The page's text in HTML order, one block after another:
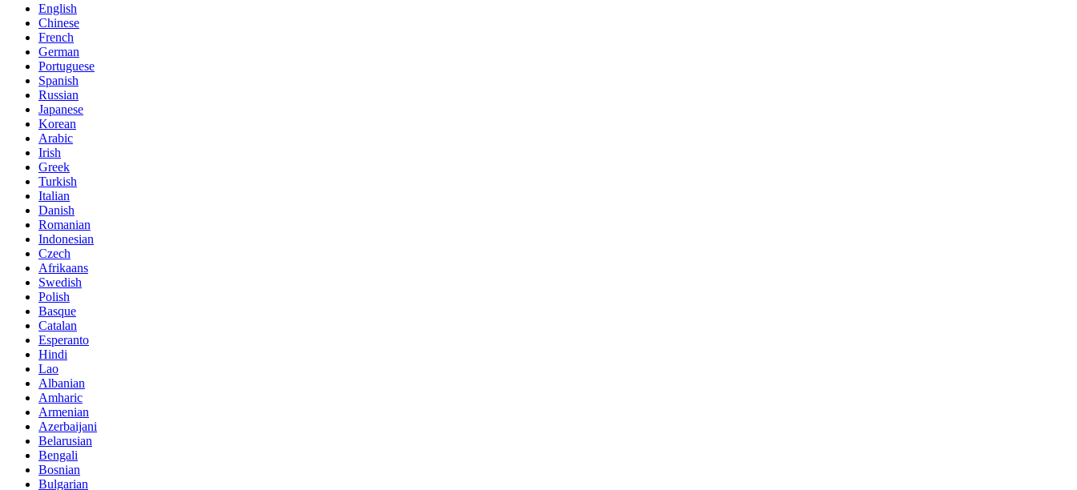
English
Chinese
French
German
Portuguese
Spanish
Russian
Japanese
Korean
Arabic
Irish
Greek
Turkish
Italian
Danish
Romanian
Indonesian
Czech
Afrikaans
Swedish
Polish
Basque
Catalan
Esperanto
Hindi
Lao
Albanian
Amharic
Armenian
Azerbaijani
Belarusian
Bengali
Bosnian
Bulgarian